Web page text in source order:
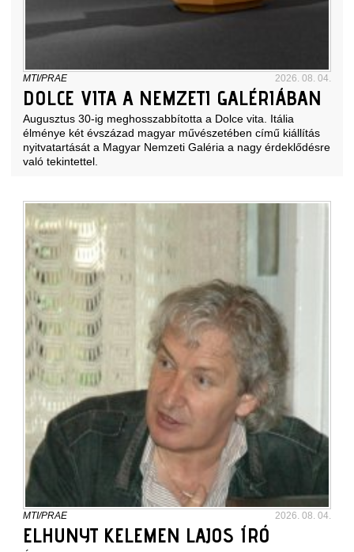
MTI/PRAE 2026. 08. 04.
DOLCE VITA A NEMZETI GALÉRIÁBAN
Augusztus 30-ig meghosszabbította a Dolce vita. Itália
élménye két évszázad magyar művészetében című kiállítás
nyitvatartását a Magyar Nemzeti Galéria a nagy érdeklődésre
való tekintettel.
MTI/PRAE 2026. 08. 04.
ELHUNYT KELEMEN LAJOS ÍRÓ